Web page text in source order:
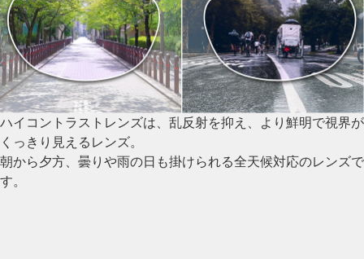
ハイコントラストレンズは、乱反射を抑え、より鮮明で視界が
くっきり見えるレンズ。
朝から夕方、曇りや雨の日も掛けられる全天候対応のレンズで
す。